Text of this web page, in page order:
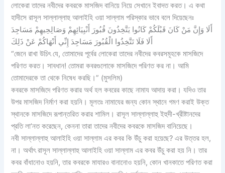
লোকেরা তাদের নবীদের কবরকে মাসজিদ বানিয়ে নিয়ে সেখানে ইবাদত করত। এ কথা
হাদীসে রাসূল সাল্লাল্লাহু আলাইহি ওয়া সাল্লাম পরিস্কার ভাবে বলে দিয়েছেনঃ
أَلَا وَإِنَّ مَنْ كَانَ قَبْلَكُمْ كَانُوا يَتَّخِذُونَ قُبُورَ أَنْبِيَائِهِمْ وَصَالِحِيهِمْ مَسَاجِدَ
أَلَا فَلَا تَتَّخِذُوا الْقُبُورَ مَسَاجِدَ إِنِّي أَنْهَاكُمْ عَنْ ذَلِكَ
“জেনে রাখা উচিৎ যে, তোমাদের পূর্বের লোকেরা তাদের নবীদের কবরসমূহকে মাসজিদে
পরিণত করত। সাবধান! তোমরা কবরগুলোকে মাসজিদে পরিণত কর না। আমি
তোমাদেরকে তা থেকে নিষেধ করছি।” (মুসলিম)
কবরকে মাসজিদে পরিণত করার অর্থ হল কবরের কাছে নামায আদায় করা। যদিও তার
উপর মাসজিদ নির্মাণ করা হয়নি। মূলতঃ নামাযের জন্য কোন স্থানে গমণ করাই উক্ত
স্থানকে মাসজিদে রূপান্তরিত করার শামিল। রাসূল সাল্লাল্লাহু ইহুদী-খ্রীষ্টানদের
প্রতি লা’নত করেছেন, কেননা তারা তাদের নবীদের কবরকে মাসজিদ বানিয়েছে।
নবী সাল্লাল্লাহু আলাইহি ওয়া সাল্লাম এর কবর কি উঁচু করা হয়েছে? এর উত্তর হল,
না। অর্থাৎ রাসূল সাল্লাল্লাহু আলাইহি ওয়া সাল্লাম এর কবর উঁচু করা হয় নি। তার
কবর বাঁধানোও হয়নি, তার কবরকে মাযারও বানানোও হয়নি, কোন খানকাতে পরিণত করা